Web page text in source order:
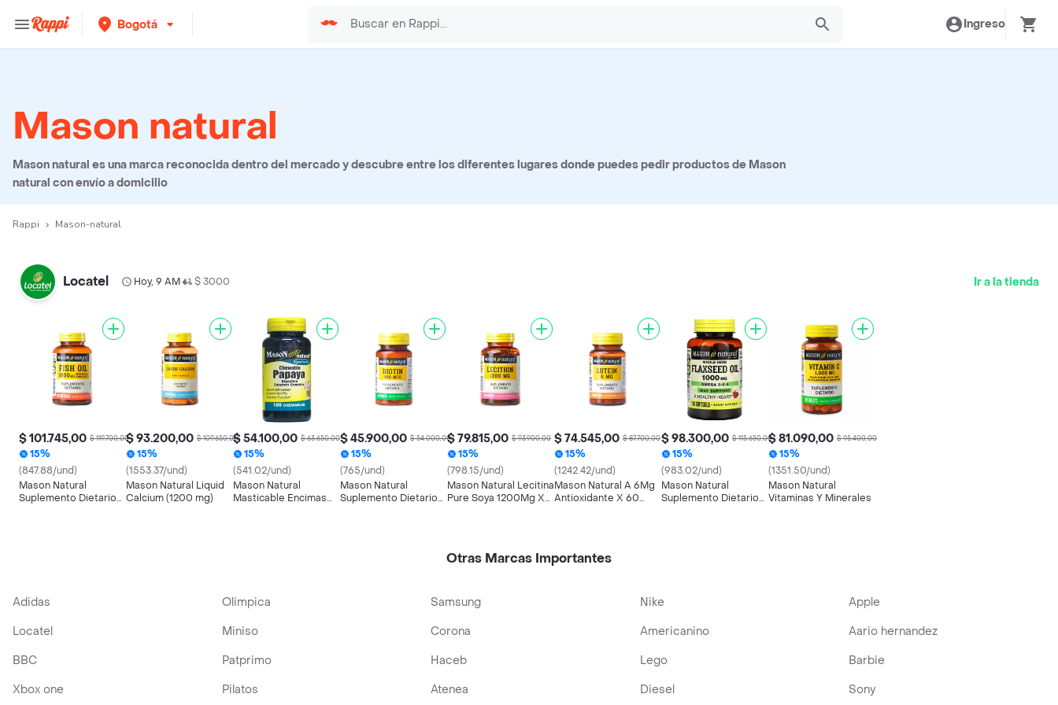
Bogotá Ingreso
Mason natural
Mason natural es una marca reconocida dentro del mercado y descubre entre los diferentes lugares donde puedes pedir productos de Mason
natural con envío a domicilio
Rappi Mason-natural
Locatel Hoy, 9 AM• $ 3000 Ir a la tienda
$ 101.745,00 $ 119.700,00
15%
(847.88/und)
Mason Natural
Suplemento Dietario
$ 93.200,00 $ 109.650,00
15%
(1553.37/und)
Mason Natural Liquid
Calcium (1200 mg)
$ 54.100,00 $ 63.650,00
15%
(541.02/und)
Mason Natural
Masticable Encimas
$ 45.900,00 $ 54.000,00
15%
(765/und)
Mason Natural
Suplemento Dietario
$ 79.815,00 $ 93.900,00
15%
(798.15/und)
Mason Natural Lecitina
Pure Soya 1200Mg X
$ 74.545,00 $ 87.700,00
15%
(1242.42/und)
Mason Natural A 6Mg
Antioxidante X 60
$ 98.300,00 $ 115.650,00
15%
(983.02/und)
Mason Natural
Suplemento Dietario
$ 81.090,00 $ 95.400,00
15%
(1351.50/und)
Mason Natural
Vitaminas Y Minerales
Otras Marcas Importantes
Adidas Olimpica Samsung Nike
Apple
Locatel
Miniso Corona Americanino
Aario hernandez
BBC
Patprimo Haceb Lego
Barbie
Xbox one
Pilatos Atenea Diesel
Sony